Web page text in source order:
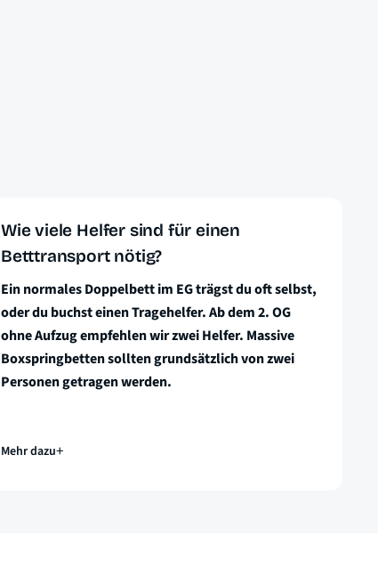
Wie viele Helfer sind für einen
Betttransport nötig?
Ein normales Doppelbett im EG trägst du oft selbst,
oder du buchst einen Tragehelfer. Ab dem 2. OG
ohne Aufzug empfehlen wir zwei Helfer. Massive
Boxspringbetten sollten grundsätzlich von zwei
Personen getragen werden.
Mehr dazu